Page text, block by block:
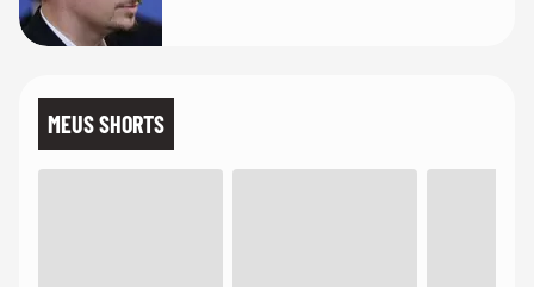
MEUS SHORTS